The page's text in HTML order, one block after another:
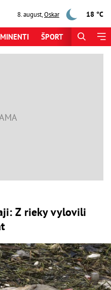
8. august,Oskar 18 °C
ŠPORT
Z rieky vylovili